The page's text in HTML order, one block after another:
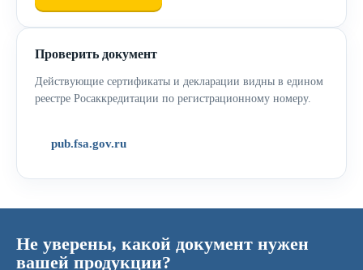
Проверить документ
Действующие сертификаты и декларации видны в едином
реестре Росаккредитации по регистрационному номеру.
pub.fsa.gov.ru
Не уверены, какой документ нужен
вашей продукции?